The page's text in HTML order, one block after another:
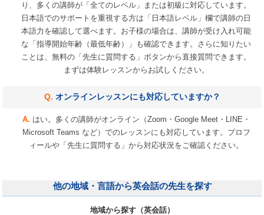
り、多くの講師が「全てのレベル」または初級に対応しています。
日本語でのサポートを重視する方は「日本語レベル」欄で講師の日
本語力を確認して選べます。お子様の場合は、講師が受け入れ可能
な「指導開始年齢（最低年齢）」も確認できます。さらに知りたい
ことは、無料の「先生に質問する」ボタンから直接質問できます。
まずは体験レッスンからお試しください。
オンラインレッスンにも対応していますか？
はい。多くの講師がオンライン（Zoom・Google Meet・LINE・
Microsoft Teams など）でのレッスンにも対応しています。プロフ
ィールや「先生に質問する」から対応状況をご確認ください。
他の地域・言語から英会話の先生を探す
地域から探す（英会話）